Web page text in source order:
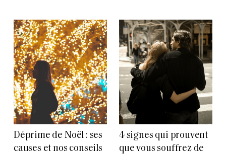
Déprime de Noël : ses
causes et nos conseils
4 signes qui prouvent
que vous souffrez de